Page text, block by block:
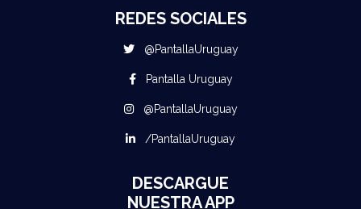
REDES SOCIALES
@PantallaUruguay
Pantalla Uruguay
@PantallaUruguay
/PantallaUruguay
DESCARGUE
NUESTRA APP